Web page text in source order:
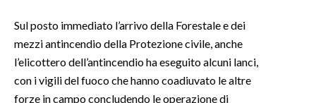
EVENTI
#CARAUNIONE
3 MINUTI CON
Sul posto immediato l’arrivo della Forestale e dei
mezzi antincendio della Protezione civile, anche
l’elicottero dell’antincendio ha eseguito alcuni lanci,
con i vigili del fuoco che hanno coadiuvato le altre
forze in campo concludendo le operazione di